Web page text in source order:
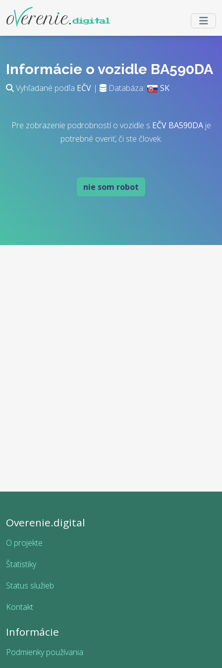
Informácie o vozidle BA590DA
Vyhľadané podľa EČV | Databáza: SK
Pre zobrazenie podrobností o vozidle s EČV BA590DAje
potrebné overiť, či ste človek.
nie som robot
Overenie.digital
O projekte
Štatistiky
Status služieb
Kontakt
Informácie
Podmienky používania